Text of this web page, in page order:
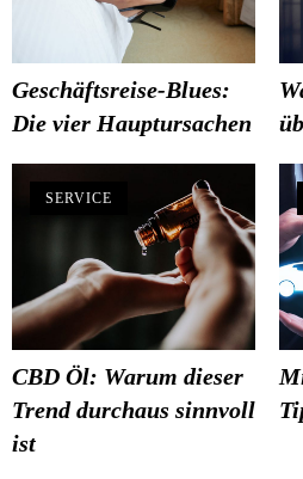
Geschäftsreise-Blues:
Die vier Hauptursachen
SERVICE
CBD Öl: Warum dieser
Trend durchaus sinnvoll
ist